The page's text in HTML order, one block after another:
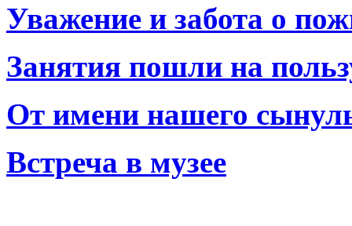
Уважение и забота о
Занятия пошли на
От имени нашего
Встреча в музее